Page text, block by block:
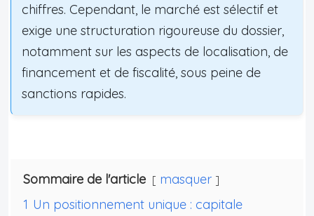
chiffres. Cependant, le marché est sélectif et
exige une structuration rigoureuse du dossier,
notamment sur les aspects de localisation, de
financement et de fiscalité, sous peine de
sanctions rapides.
Sommaire de l'article
masquer
1 Un positionnement unique : capitale